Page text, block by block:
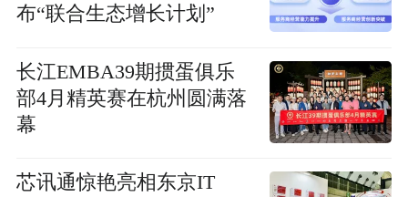
布“联合生态增长计划”
长江EMBA39期掼蛋俱乐
部4月精英赛在杭州圆满落
幕
芯讯通惊艳亮相东京IT